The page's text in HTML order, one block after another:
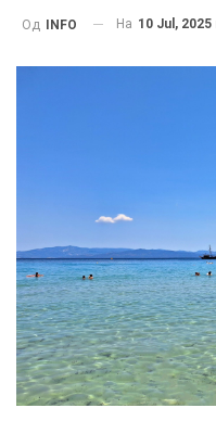
Од INFO На 10 Jul, 2025